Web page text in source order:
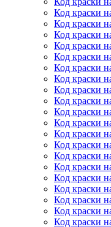
Код краски
Код краски
Код краски
Код краски
Код краски
Код краски
Код краски
Код краски
Код краски
Код краски
Код краски
Код краски
Код краски
Код краски
Код краски
Код краски
Код краски
Код краски
Код краски
Код краски